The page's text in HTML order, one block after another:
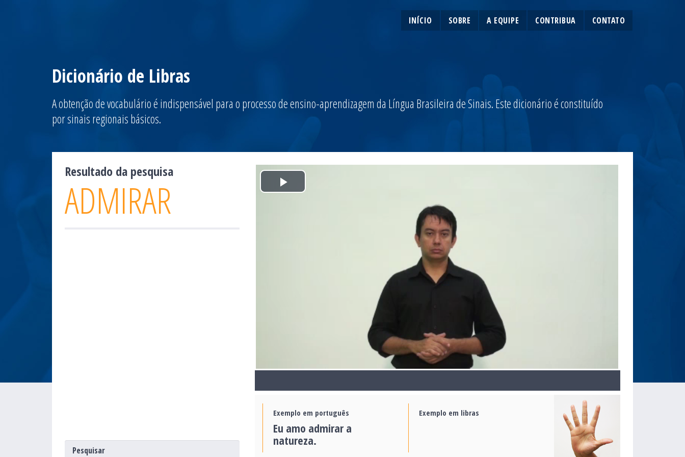
INÍCIO SOBRE A EQUIPE CONTRIBUA CONTATO
Dicionário de Libras
A obtenção de vocabulário é indispensável para o processo de ensino-aprendizagem da Língua Brasileira de Sinais. Este dicionário é constituído
por sinais regionais básicos.
Play
Exemplo em português
Eu amo admirar a
natureza.
Exemplo em libras
Resultado da pesquisa
ADMIRAR